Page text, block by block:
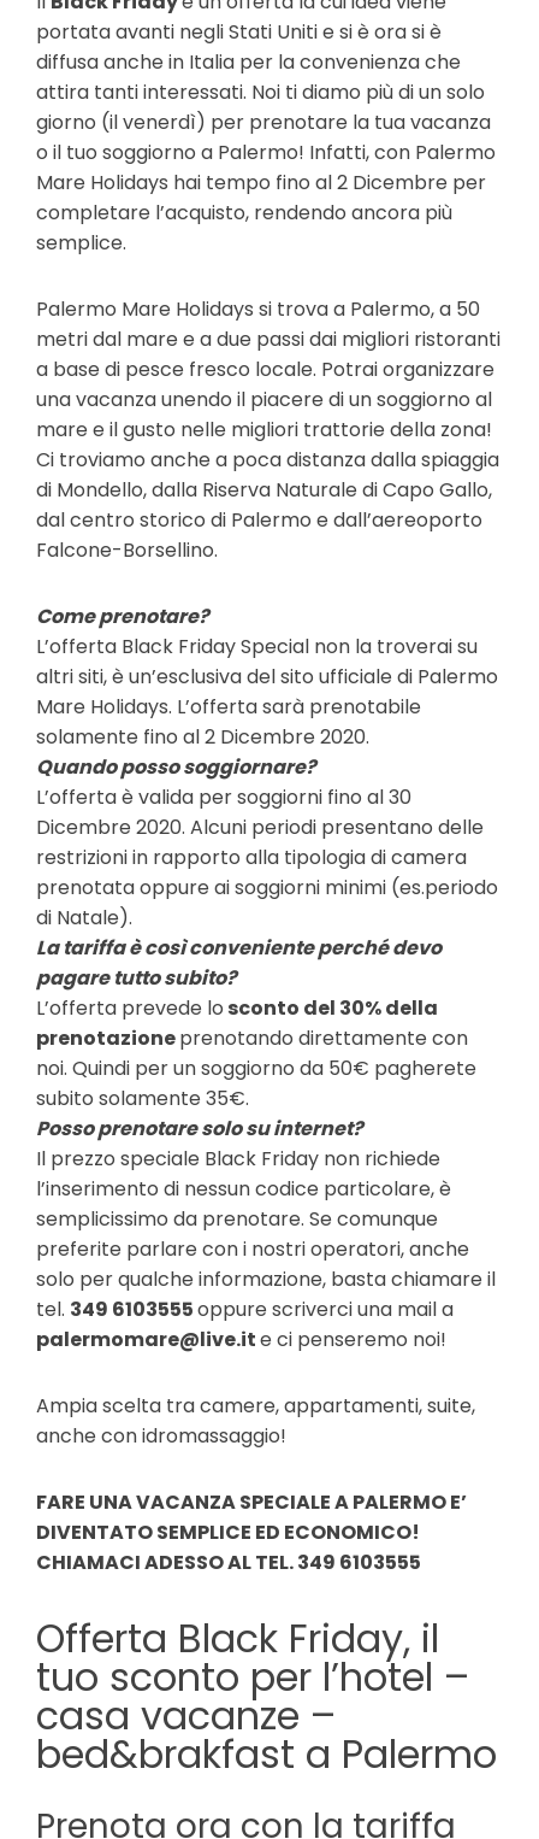
portata avanti negli Stati Uniti e si è ora si è
diffusa anche in Italia per la convenienza che
attira tanti interessati. Noi ti diamo più di un solo
giorno (il venerdì) per prenotare la tua vacanza
o il tuo soggiorno a Palermo! Infatti, con Palermo
Mare Holidays hai tempo fino al 2 Dicembre per
completare l’acquisto, rendendo ancora più
semplice.
Palermo Mare Holidays si trova a Palermo, a 50
metri dal mare e a due passi dai migliori ristoranti
a base di pesce fresco locale. Potrai organizzare
una vacanza unendo il piacere di un soggiorno al
mare e il gusto nelle migliori trattorie della zona!
Ci troviamo anche a poca distanza dalla spiaggia
di Mondello, dalla Riserva Naturale di Capo Gallo,
dal centro storico di Palermo e dall’aereoporto
Falcone-Borsellino.
Come prenotare?
L’offerta Black Friday Special non la troverai su
altri siti, è un’esclusiva del sito ufficiale di Palermo
Mare Holidays. L’offerta sarà prenotabile
solamente fino al 2 Dicembre 2020.
Quando posso soggiornare?
L’offerta è valida per soggiorni fino al 30
Dicembre 2020. Alcuni periodi presentano delle
restrizioni in rapporto alla tipologia di camera
prenotata oppure ai soggiorni minimi (es.periodo
di Natale).
La tariffa è così conveniente perché devo
pagare tutto subito?
L’offerta prevede lo sconto del 30% della
prenotazioneprenotando direttamente con
noi. Quindi per un soggiorno da 50€ pagherete
subito solamente 35€.
Posso prenotare solo su internet?
Il prezzo speciale Black Friday non richiede
l’inserimento di nessun codice particolare, è
semplicissimo da prenotare. Se comunque
preferite parlare con i nostri operatori, anche
solo per qualche informazione, basta chiamare il
tel. 349 6103555oppure scriverci una mail a
palermomare@live.ite ci penseremo noi!
Ampia scelta tra camere, appartamenti, suite,
anche con idromassaggio!
FARE UNA VACANZA SPECIALE A PALERMO E’
DIVENTATO SEMPLICE ED ECONOMICO!
CHIAMACI ADESSO AL TEL. 349 6103555
Offerta Black Friday, il
tuo sconto per l’hotel –
casa vacanze –
bed&brakfast a Palermo
Prenota ora con la tariffa